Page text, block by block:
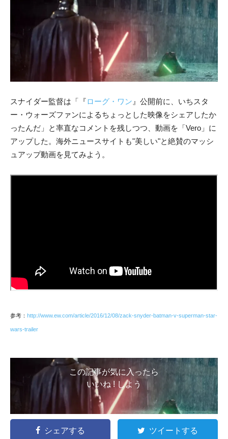
スナイダー監督は「『ローグ・ワン』公開前に、いちスタ
ー・ウォーズファンによるちょっとした映像をシェアしたか
ったんだ」と率直なコメントを残しつつ、動画を「Vero」に
アップした。海外ニュースサイトも"美しい"と絶賛のマッシ
ュアップ動画を見てみよう。
参考： http://www.ew.com/article/2016/12/08/zack-snyder-batman-v-superman-star-
wars-trailer
この記事が気に入ったら
いいね ! しよう
シェアする ツイートする